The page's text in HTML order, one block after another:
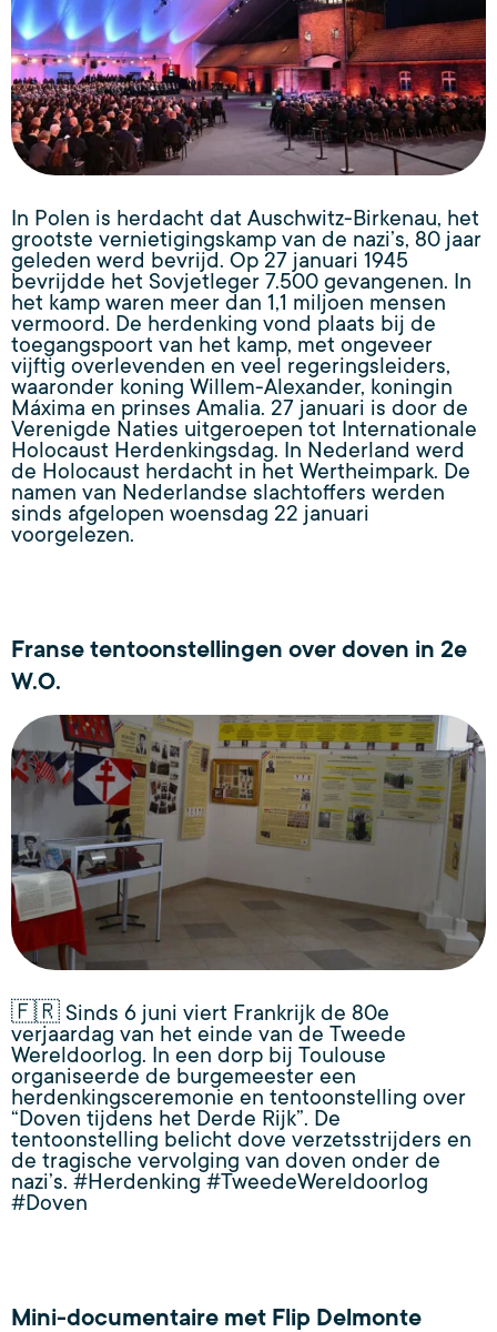
In Polen is herdacht dat Auschwitz-Birkenau, het
grootste vernietigingskamp van de nazi’s, 80 jaar
geleden werd bevrijd. Op 27 januari 1945
bevrijdde het Sovjetleger 7.500 gevangenen. In
het kamp waren meer dan 1,1 miljoen mensen
vermoord. De herdenking vond plaats bij de
toegangspoort van het kamp, met ongeveer
vijftig overlevenden en veel regeringsleiders,
waaronder koning Willem-Alexander, koningin
Máxima en prinses Amalia. 27 januari is door de
Verenigde Naties uitgeroepen tot Internationale
Holocaust Herdenkingsdag. In Nederland werd
de Holocaust herdacht in het Wertheimpark. De
namen van Nederlandse slachtoffers werden
sinds afgelopen woensdag 22 januari
voorgelezen.
Franse tentoonstellingen over doven in 2e
W.O.
🇫🇷 Sinds 6 juni viert Frankrijk de 80e
verjaardag van het einde van de Tweede
Wereldoorlog. In een dorp bij Toulouse
organiseerde de burgemeester een
herdenkingsceremonie en tentoonstelling over
“Doven tijdens het Derde Rijk”. De
tentoonstelling belicht dove verzetsstrijders en
de tragische vervolging van doven onder de
nazi’s. #Herdenking #TweedeWereldoorlog
#Doven
Mini-documentaire met Flip Delmonte